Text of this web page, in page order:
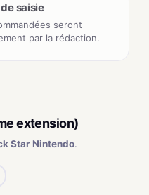
saisie
seront
par la rédaction.
extension)
Star Nintendo.